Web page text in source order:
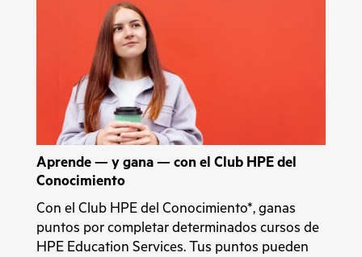
Aprende — y gana — con el Club HPE del
Conocimiento
Con el Club HPE del Conocimiento*, ganas
puntos por completar determinados cursos de
HPE Education Services. Tus puntos pueden